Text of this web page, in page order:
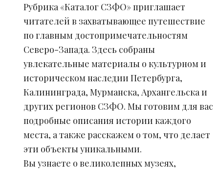
Рубрика «Каталог СЗФО» приглашает
читателей в захватывающее путешествие
по главным достопримечательностям
Северо-Запада. Здесь собраны
увлекательные материалы о культурном и
историческом наследии Петербурга,
Калининграда, Мурманска, Архангельска и
других регионов СЗФО. Мы готовим для вас
подробные описания истории каждого
места, а также расскажем о том, что делает
эти объекты уникальными.
Вы узнаете о великолепных музеях,